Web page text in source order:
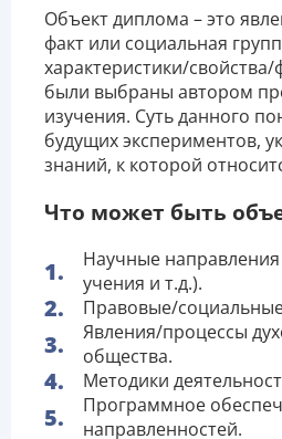
Объект диплома – это
факт или социальная
характеристики/
были выбраны автором
изучения. Суть данного
будущих экспериментов,
знаний, к которой
Что может быть
Научные
учения и т.д.).
Правовые/
Явления/процессы
общества.
Методики
Программное
направленностей.